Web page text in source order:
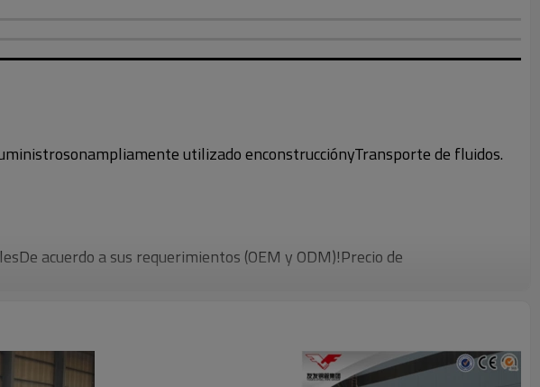
sonampliamente utilizado enconstrucciónyTransporte de fluidos.
De acuerdo a sus requerimientos (OEM y ODM)!Precio de